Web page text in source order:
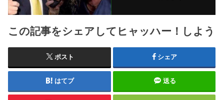
この記事をシェアしてヒャッハー！しよう
ポスト シェア
はてブ 送る